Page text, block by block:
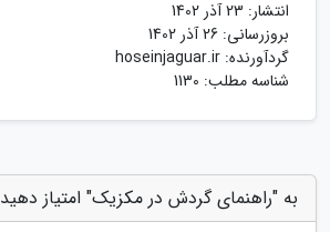
انتشار: 23 آذر 1402
بروزرسانی: 26 آذر 1402
گردآورنده: hoseinjaguar.ir
شناسه مطلب: 1130
به "راهنمای گردش در مکزیک" امتیاز دهید